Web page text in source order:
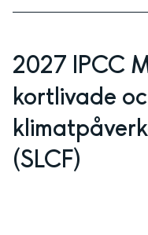
2027 IPCC
kortlivade
(SLCF)